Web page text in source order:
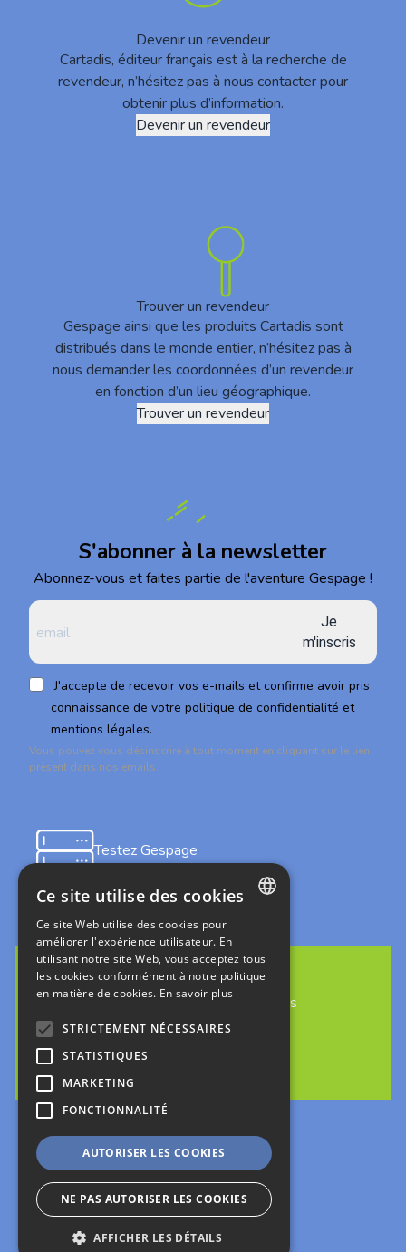
Devenir un revendeur
Cartadis, éditeur français est à la recherche de
revendeur, n’hésitez pas à nous contacter pour
obtenir plus d’information.
Devenir un revendeur
Trouver un revendeur
Gespage ainsi que les produits Cartadis sont
distribués dans le monde entier, n’hésitez pas à
nous demander les coordonnées d’un revendeur
en fonction d’un lieu géographique.
Trouver un revendeur
S'abonner à la newsletter
Abonnez-vous et faites partie de l'aventure Gespage !
Je
m'inscris
J'accepte de recevoir vos e-mails et confirme avoir pris
connaissance de votre politique de confidentialité et
mentions légales.
Vous pouvez vous désinscrire à tout moment en cliquant sur le lien
présent dans nos emails.
Testez Gespage
Découvrez Gespage Stratus
en cloud
Suivez-nous
Mentions légales
Politique de confidentialité
création : kienso.fr
FRENCH
ENGLISH
ITALIAN
GERMAN
Ce site utilise des cookies
Ce site Web utilise des cookies pour
améliorer l'expérience utilisateur. En
utilisant notre site Web, vous acceptez tous
les cookies conformément à notre politique
en matière de cookies. En savoir plus
STRICTEMENT NÉCESSAIRES
STATISTIQUES
MARKETING
FONCTIONNALITÉ
AUTORISER LES COOKIES
NE PAS AUTORISER LES COOKIES
AFFICHER LES DÉTAILS